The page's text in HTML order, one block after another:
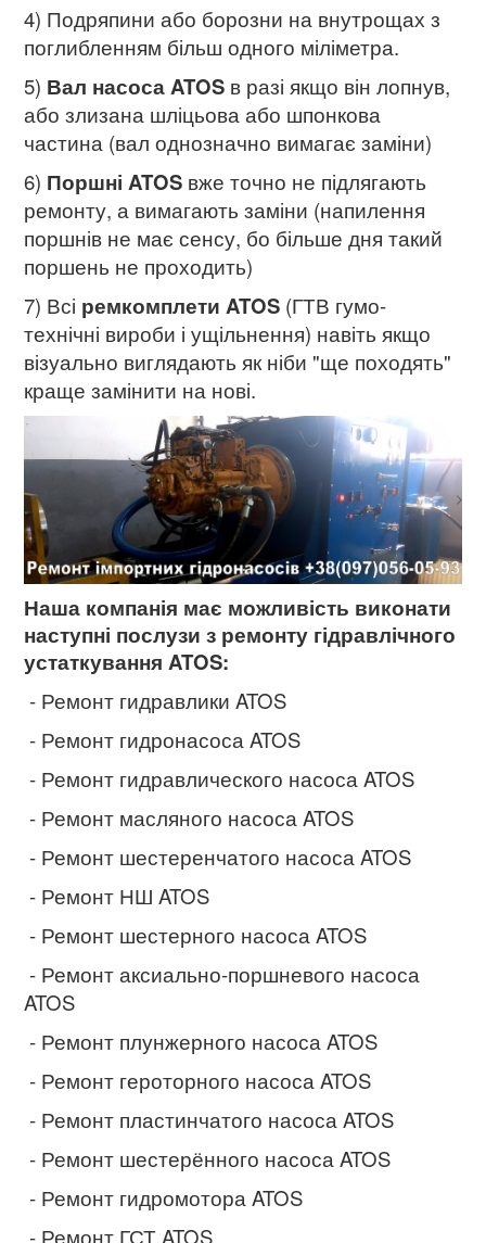
4) Подряпини або борозни на внутрощах з
поглибленням більш одного міліметра.
5) Вал насоса ATOS в разі якщо він лопнув,
або злизана шліцьова або шпонкова
частина (вал однозначно вимагає заміни)
6) Поршні ATOS вже точно не підлягають
ремонту, а вимагають заміни (напилення
поршнів не має сенсу, бо більше дня такий
поршень не проходить)
7) Всі ремкомплети ATOS (ГТВ гумо-
технічні вироби і ущільнення) навіть якщо
візуально виглядають як ніби "ще походять"
краще замінити на нові.
Наша компанія має можливість виконати
наступні послузи з ремонту гідравлічного
устаткування ATOS:
- Ремонт гидравлики ATOS
- Ремонт гидронасоса ATOS
- Ремонт гидравлического насоса ATOS
- Ремонт масляного насоса ATOS
- Ремонт шестеренчатого насоса ATOS
- Ремонт НШ ATOS
- Ремонт шестерного насоса ATOS
- Ремонт аксиально-поршневого насоса
ATOS
- Ремонт плунжерного насоса ATOS
- Ремонт героторного насоса ATOS
- Ремонт пластинчатого насоса ATOS
- Ремонт шестерённого насоса ATOS
- Ремонт гидромотора ATOS
- Ремонт ГСТ ATOS